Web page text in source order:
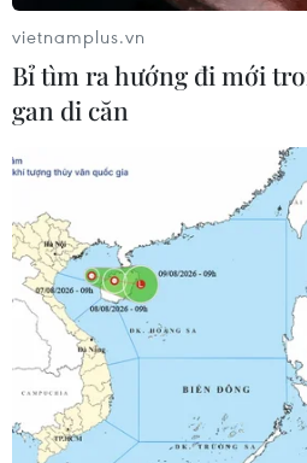
Vì sao hai dự án PPP cao
chưa hấp dẫn đầu tư?
11/11/2020 08:20
Các dự án hợp tác công tư có
nhiều nhà đầu tư e ngại không
không sớm giải quyết thì rất
tham gia vào các dự án PPP
vietnamplus.vn
Bỉ tìm ra hướng đi mới
gan di căn